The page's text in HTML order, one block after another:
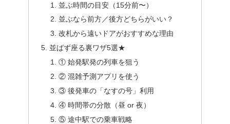
並ぶ時間の目安（15分前〜）
並ぶなら前方／後方どちらがいい？
改札から遠いドアがおすすめな理由
並ばず座る裏ワザ5選★
① 始発駅発の列車を狙う
② 混雑予測アプリを使う
③ 後発車の「なすの号」利用
④ 時間帯の分散（昼 or 夜）
⑤ 途中駅での乗車戦略